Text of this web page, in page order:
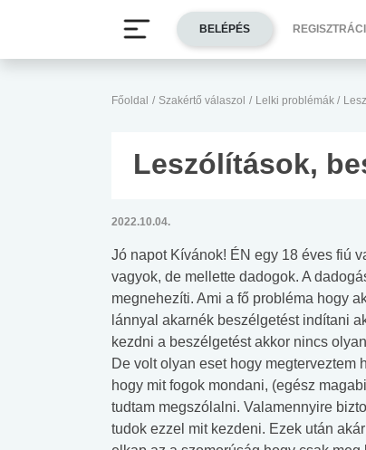
Főoldal / Szakértő válaszol / Lelki problémák /
Leszólítások,
2022.10.04.
Jó napot Kívánok! ÉN egy 18 éves fiú
vagyok, de mellette dadogok. A
megnehezíti. Ami a fő probléma hogy
lánnyal akarnék beszélgetést indítani
kezdni a beszélgetést akkor nincs
De volt olyan eset hogy megterveztem
hogy mit fogok mondani, (egész
tudtam megszólalni. Valamennyire
tudok ezzel mit kezdeni. Ezek után
BELÉPÉS